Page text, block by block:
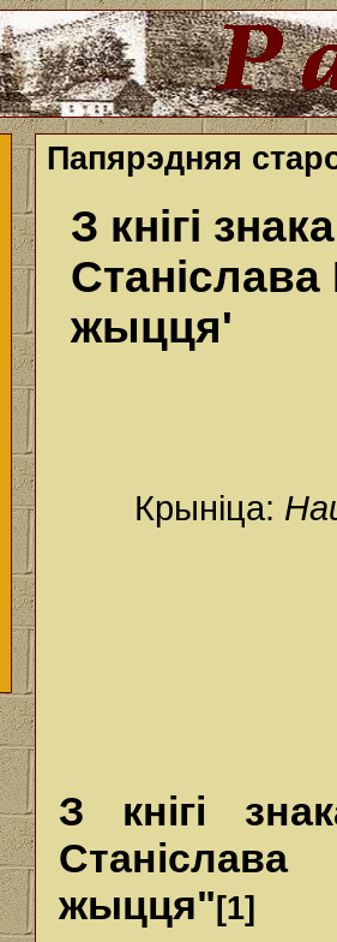
Папярэдняя
З кнігі
жыцця'
Крыніца:
З кнігі
жыцця" [1]